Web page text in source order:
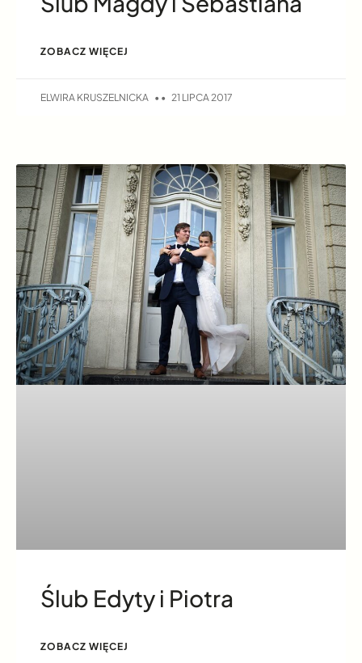
ZOBACZ WIĘCEJ
ELWIRA KRUSZELNICKA 21 LIPCA 2017
Ślub Edyty i Piotra
ZOBACZ WIĘCEJ